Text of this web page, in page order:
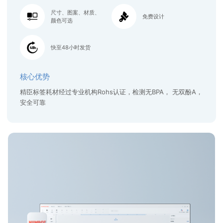
尺寸、图案、材质、
颜色可选
免费设计
快至48小时发货
核心优势
精臣标签耗材经过专业机构Rohs认证，检测无BPA， 无双酚A，
安全可靠